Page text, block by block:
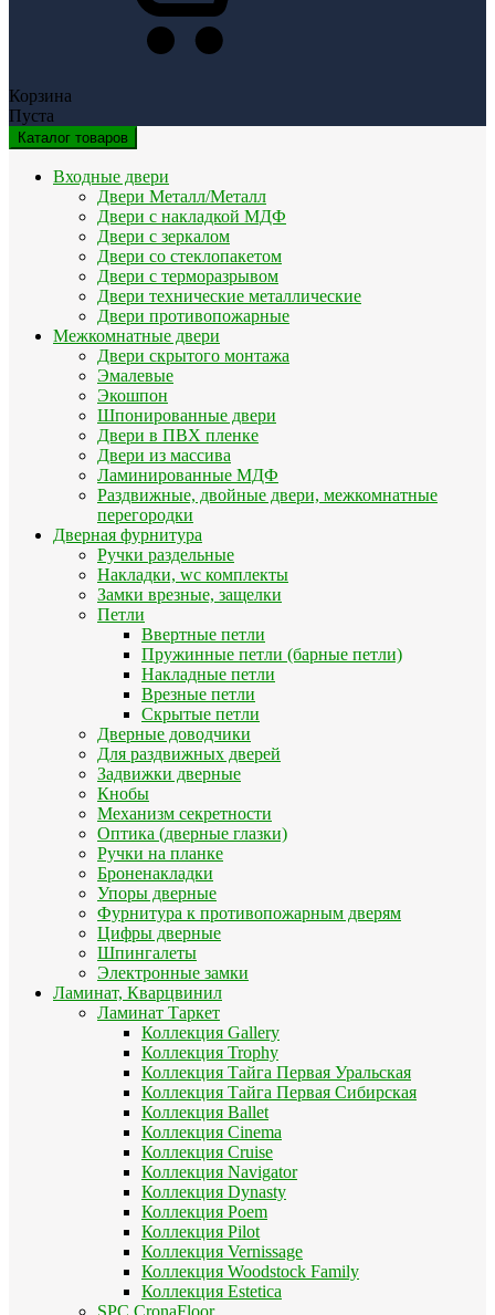
Корзина
Пуста
Каталог товаров
Входные двери
Двери Металл/Металл
Двери с накладкой МДФ
Двери с зеркалом
Двери со стеклопакетом
Двери с терморазрывом
Двери технические металлические
Двери противопожарные
Межкомнатные двери
Двери скрытого монтажа
Эмалевые
Экошпон
Шпонированные двери
Двери в ПВХ пленке
Двери из массива
Ламинированные МДФ
Раздвижные, двойные двери, межкомнатные
перегородки
Дверная фурнитура
Ручки раздельные
Накладки, wc комплекты
Замки врезные, защелки
Петли
Ввертные петли
Пружинные петли (барные петли)
Накладные петли
Врезные петли
Скрытые петли
Дверные доводчики
Для раздвижных дверей
Задвижки дверные
Кнобы
Механизм секретности
Оптика (дверные глазки)
Ручки на планке
Броненакладки
Упоры дверные
Фурнитура к противопожарным дверям
Цифры дверные
Шпингалеты
Электронные замки
Ламинат, Кварцвинил
Ламинат Таркет
Коллекция Gallery
Коллекция Trophy
Коллекция Тайга Первая Уральская
Коллекция Тайга Первая Сибирская
Коллекция Ballet
Коллекция Cinema
Коллекция Cruise
Коллекция Navigator
Коллекция Dynasty
Коллекция Poem
Коллекция Pilot
Коллекция Vernissage
Коллекция Woodstock Family
Коллекция Estetica
SPC CronaFloor